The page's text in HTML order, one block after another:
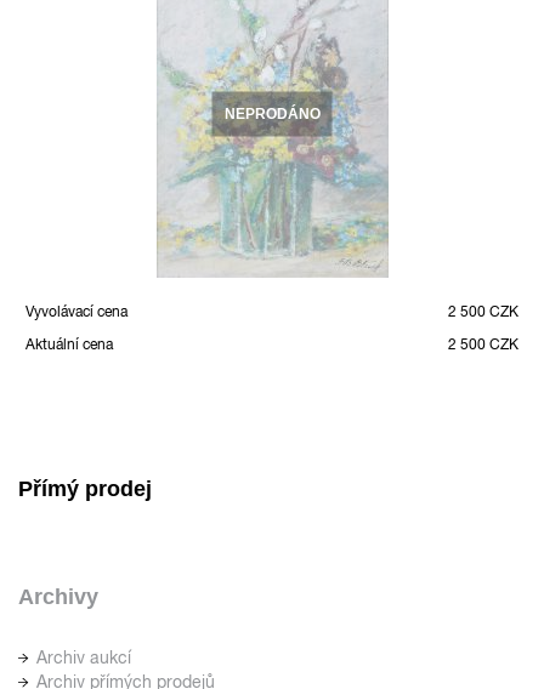
NEPRODÁNO
Vyvolávací cena
2 500 CZK
Aktuální cena
2 500 CZK
Přímý prodej
Archivy
Archiv aukcí
Archiv přímých prodejů